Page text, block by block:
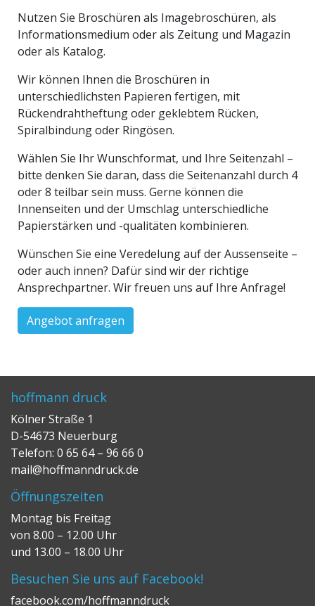
Nutzen Sie Broschüren als Imagebroschüren, als
Informationsmedium oder als Zeitung und Magazin
oder als Katalog.
Wir können Ihnen die Broschüren in
unterschiedlichsten Papieren fertigen, mit
Rückendrahtheftung oder geklebtem Rücken,
Spiralbindung oder Ringösen.
Wählen Sie Ihr Wunschformat, und Ihre Seitenzahl –
bitte denken Sie daran, dass die Seitenanzahl durch 4
oder 8 teilbar sein muss. Gerne können die
Innenseiten und der Umschlag unterschiedliche
Papierstärken und -qualitäten kombinieren.
Wünschen Sie eine Veredelung auf der Aussenseite –
oder auch innen? Dafür sind wir der richtige
Ansprechpartner. Wir freuen uns auf Ihre Anfrage!
Angebot anfragen
hoffmann druck
Kölner Straße 1
D-54673 Neuerburg
Telefon: 0 65 64 – 96 66 0
mail@hoffmanndruck.de
Öffnungszeiten
Montag bis Freitag
von 8.00 – 12.00 Uhr
und 13.00 – 18.00 Uhr
Besuchen Sie uns auf Facebook!
facebook.com/hoffmanndruck